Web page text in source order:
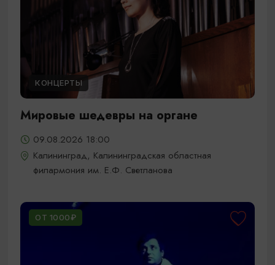
КОНЦЕРТЫ
Мировые шедевры на органе
09.08.2026 18:00
Калининград, Калининградская областная
филармония им. Е.Ф. Светланова
ОТ 1000₽